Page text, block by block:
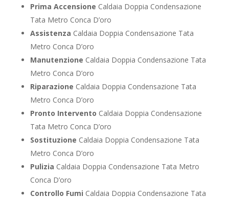
Prima Accensione Caldaia Doppia Condensazione
Tata Metro Conca D’oro
Assistenza Caldaia Doppia Condensazione Tata
Metro Conca D’oro
Manutenzione Caldaia Doppia Condensazione Tata
Metro Conca D’oro
Riparazione Caldaia Doppia Condensazione Tata
Metro Conca D’oro
Pronto Intervento Caldaia Doppia Condensazione
Tata Metro Conca D’oro
Sostituzione Caldaia Doppia Condensazione Tata
Metro Conca D’oro
Pulizia Caldaia Doppia Condensazione Tata Metro
Conca D’oro
Controllo Fumi Caldaia Doppia Condensazione Tata